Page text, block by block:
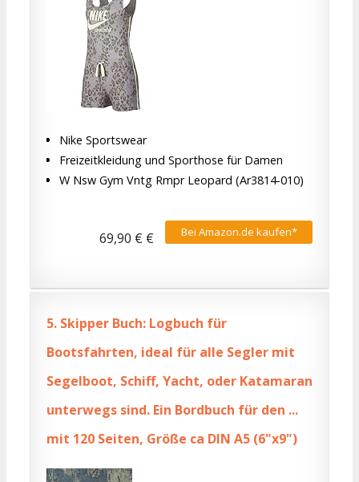
Nike Sportswear
Freizeitkleidung und Sporthose für Damen
W Nsw Gym Vntg Rmpr Leopard (Ar3814-010)
Bei Amazon.de kaufen*
69,90 € €
5. Skipper Buch: Logbuch für
Bootsfahrten, ideal für alle Segler mit
Segelboot, Schiff, Yacht, oder Katamaran
unterwegs sind. Ein Bordbuch für den ...
mit 120 Seiten, Größe ca DIN A5 (6"x9")